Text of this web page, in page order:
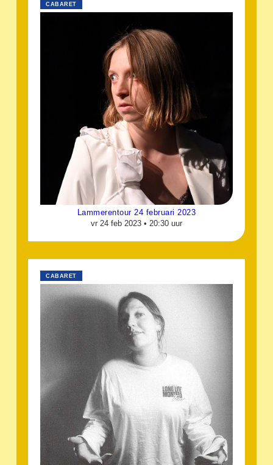
CABARET
Lammerentour 24 februari 2023
vr 24 feb 2023 • 20:30 uur
CABARET